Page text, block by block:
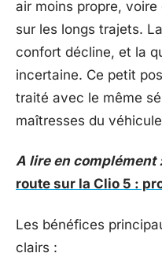
air moins propre,
sur les longs trajets.
confort décline, et la
incertaine. Ce petit
traité avec le même
maîtresses du
A lire en complément
route sur la Clio 5 :
Les bénéfices
clairs :